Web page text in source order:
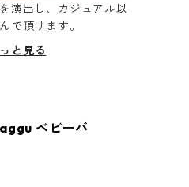
演出し、カジュアル以
で頂けます。
と見る
ベビーバ